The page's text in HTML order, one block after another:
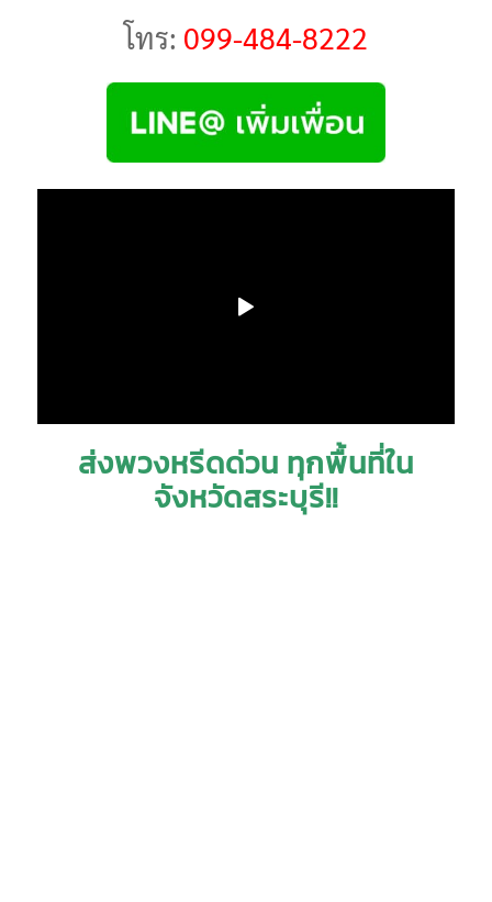
โทร: 099-484-8222
ส่งพวงหรีดด่วน ทุกพื้นที่ใน
จังหวัดสระบุรี!!